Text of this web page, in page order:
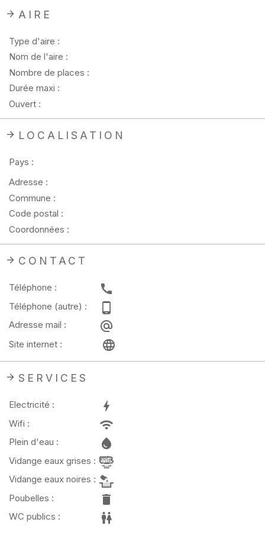
AIRE
Type d'aire :
Nom de l'aire :
Nombre de places :
Durée maxi :
Ouvert :
LOCALISATION
Pays :
Adresse :
Commune :
Code postal :
Coordonnées :
CONTACT
Téléphone :
Téléphone (autre) :
Adresse mail :
Site internet :
SERVICES
Electricité :
Wifi :
Plein d'eau :
Vidange eaux grises :
Vidange eaux noires :
Poubelles :
WC publics :